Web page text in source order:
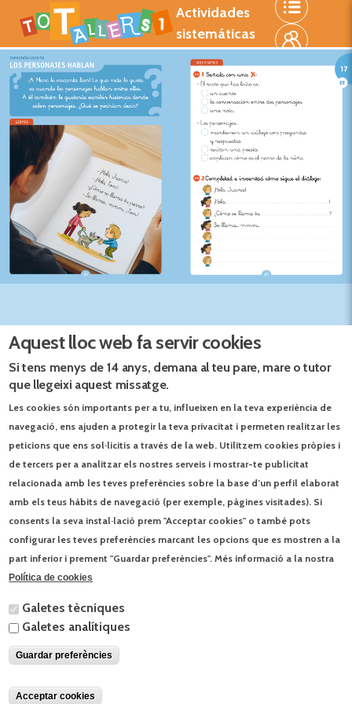
Vés al
contingut
Actividades
sistemáticas
Aquest lloc web fa servir cookies
Si tens menys de 14 anys, demana al teu pare, mare o tutor
que llegeixi aquest missatge.
Les cookies són importants per a tu, influeixen en la teva experiència de
navegació, ens ajuden a protegir la teva privacitat i permeten realitzar les
peticions que ens sol·licitis a través de la web. Utilitzem cookies pròpies i
de tercers per a analitzar els nostres serveis i mostrar-te publicitat
relacionada amb les teves preferències sobre la base d’un perfil elaborat
amb els teus hàbits de navegació (per exemple, pàgines visitades). Si
consents la seva instal·lació prem "Acceptar cookies" o també pots
configurar les teves preferències marcant les opcions que es mostren a la
part inferior i prement "Guardar preferències". Més informació a la nostra
Política de cookies
Galetes tècniques
Galetes analítiques
Guardar preferències
Acceptar cookies